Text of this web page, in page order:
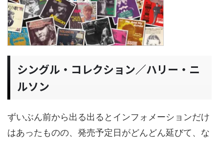
シングル・コレクション／ハリー・ニ
ルソン
ずいぶん前から出る出るとインフォメーションだけ
はあったものの、発売予定日がどんどん延びて、な